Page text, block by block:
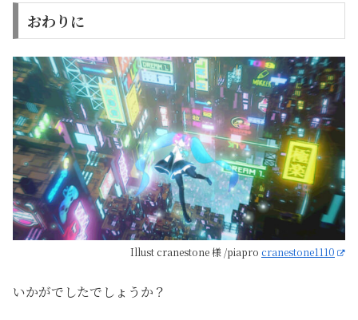
おわりに
Illust cranestone 様 /piapro cranestone1110
いかがでしたでしょうか？